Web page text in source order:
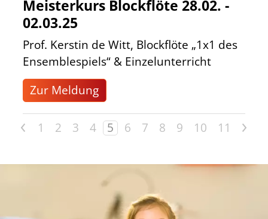
Meisterkurs Blockflöte 28.02. -
02.03.25
Prof. Kerstin de Witt, Blockflöte „1x1 des
Ensemblespiels“ & Einzelunterricht
Zur Meldung
< 1 2 3 4 5 6 7 8 9 10 11 >